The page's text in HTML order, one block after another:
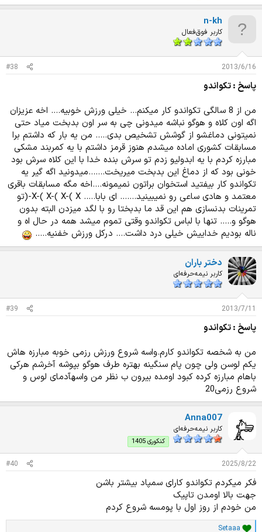
n-kh
کاربر فوق‌فعال
2013/6/16
#38
پاسخ : تکواندو
من از 8 سالگی تکواندو کار میکنم... خیلی ورزش خوبیه.... اخه عزیزان
اگه اون کلاه و هوگو نباشه میدونی چی به سر اون بدبخت میاد حتی
نمیتونی دماغشو از گوشش تشخیص بدی..... من یه بار که داشتم برا
مسابقات کشوری اماده میشدم هنوز قرمز داشتم با یه کمربند مشکی
مبارزه کردم با یه ابدولیو زدم تو سرش بنده خدا با این کلاه سرش بود
خونی بود که از دماغ این بدبخت میریخت.......میدونید اگه گیر یه
تکواندو کار بیفتید استخوان براتون نمیمونه....اخه مگه مسابقات باقری
معتمد و هادی ساعی رو نمیبینید....... ای بابا..... X-( X-( X-( X-(تو
تمرینات بدنسازی هم این قد ما بدبختا رو با لگد میزدن البته بدون
هوگو و..... تنها با لباس تکواندو وقتی تموم میشد همه در حال اه و
ناله بودیم خداییش خیلی درد داشت.... درکل ورزش خفنیه.....
دختر باران
کاربر نیمه‌حرفه‌ای
2013/7/11
#39
پاسخ : تکواندو
من به شخصه تکواندو کارم.واسه شروع ورزش رزمی خوبه مبارزه هاش
یکم لوسن ولی چون پام سنگینه بهتره طرف هوگو بپوشه آخرشم هرکی
باهام مبارزه کرده کبود اومده بیرون ب نظر من واسهآدمای لوس و
شروع رزمی20
Anna007
کاربر نیمه‌حرفه‌ای
کنکوری 1405
2025/8/22
#40
فکر میکردم تکواندو کارای سمپاد بیشتر باشن
جهت بالا اومدن تاپیک
من خودم از روز اول با پومسه شروع کردم
Setaaa